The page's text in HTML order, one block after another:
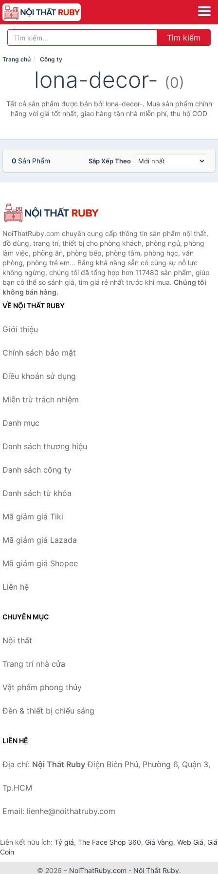
Tìm kiếm
Trang chủ Công ty
lona-decor- (0)
Tất cả sản phẩm được bán bởi lona-decor-. Mua sản phẩm chính
hãng với giá tốt nhất, giao hàng tận nhà miễn phí, thu hộ COD
0 Sản Phẩm Sắp Xếp Theo
NoiThatRuby.com chuyên cung cấp thông tin sản phẩm nội thất,
đồ dùng, trang trí, thiết bị cho phòng khách, phòng ngủ, phòng
làm việc, phòng ăn, phòng bếp, phòng tắm, phòng học, văn
phòng, phòng trẻ em... Bằng khả năng sẵn có cùng sự nỗ lực
không ngừng, chúng tôi đã tổng hợp hơn 117480 sản phẩm, giúp
bạn có thể so sánh giá, tìm giá rẻ nhất trước khi mua. Chúng tôi
không bán hàng.
VỀ NỘI THẤT RUBY
Giới thiệu
Chính sách bảo mật
Điều khoản sử dụng
Miễn trừ trách nhiệm
Danh mục
Danh sách thương hiệu
Danh sách công ty
Danh sách từ khóa
Mã giảm giá Tiki
Mã giảm giá Lazada
Mã giảm giá Shopee
Liên hệ
CHUYÊN MỤC
Nội thất
Trang trí nhà cửa
Vật phẩm phong thủy
Đèn & thiết bị chiếu sáng
LIÊN HỆ
Địa chỉ: Nội Thất Ruby Điện Biên Phủ, Phường 6, Quận 3,
Tp.HCM
Email: lienhe@noithatruby.com
Liên kết hữu ích: Tỷ giá, The Face Shop 360, Giá Vàng, Web Giá, Giá
Coin
© 2026 – NoiThatRuby.com - Nội Thất Ruby.